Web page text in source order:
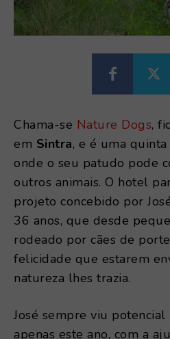
Chama-se Nature Dogs,
em Sintra, e é uma quinta
onde o seu patudo pode
outros animais. O hotel
projeto concebido por
36 anos, que desde
rodeado por cães de
felicidade que estarem
natureza lhes trazia.
José sempre viu potencial
apenas este ano, com a